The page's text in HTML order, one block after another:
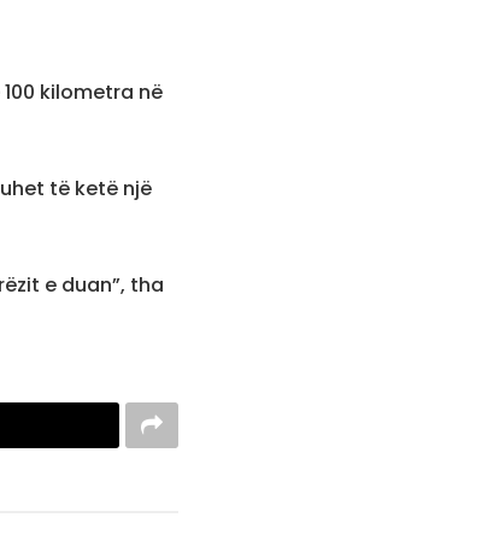
kilometra në
të ketë një
e duan”, tha